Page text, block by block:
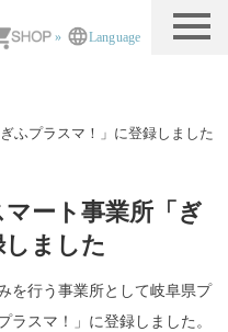
» Language
ふプラスマ！」に登録しました
ート事業所「ぎ
ました
を行う事業所として岐阜県プ
ラスマ！」に登録しました。